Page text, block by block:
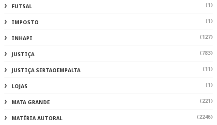
FUTSAL (1)
IMPOSTO (1)
INHAPI (127)
JUSTIÇA (783)
JUSTIÇA SERTAOEMPALTA (11)
LOJAS (1)
MATA GRANDE (221)
MATÉRIA AUTORAL (2246)